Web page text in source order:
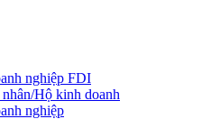
nghiệp FDI
Hộ kinh doanh
nghiệp